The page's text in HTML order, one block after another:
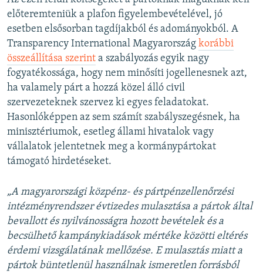
előteremteniük a plafon figyelembevételével, jó
esetben elsősorban tagdíjakból és adományokból. A
Transparency International Magyarország korábbi
összeállítása szerint a szabályozás egyik nagy
fogyatékossága, hogy nem minősíti jogellenesnek azt,
ha valamely párt a hozzá közel álló civil
szervezeteknek szervez ki egyes feladatokat.
Hasonlóképpen az sem számít szabályszegésnek, ha
minisztériumok, esetleg állami hivatalok vagy
vállalatok jelentetnek meg a kormánypártokat
támogató hirdetéseket.
„A magyarországi közpénz- és pártpénzellenőrzési
intézményrendszer évtizedes mulasztása a pártok által
bevallott és nyilvánosságra hozott bevételek és a
becsülhető kampánykiadások mértéke közötti eltérés
érdemi vizsgálatának mellőzése. E mulasztás miatt a
pártok büntetlenül használnak ismeretlen forrásból